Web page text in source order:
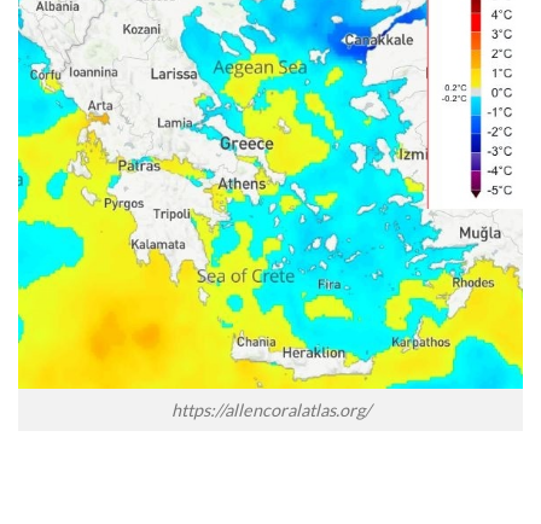
https://allencoralatlas.org/